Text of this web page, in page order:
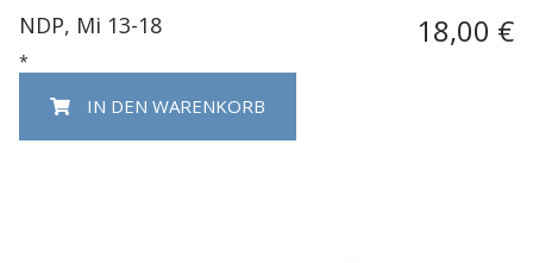
NDP, Mi 13-18 18,00 €
*
IN DEN WARENKORB